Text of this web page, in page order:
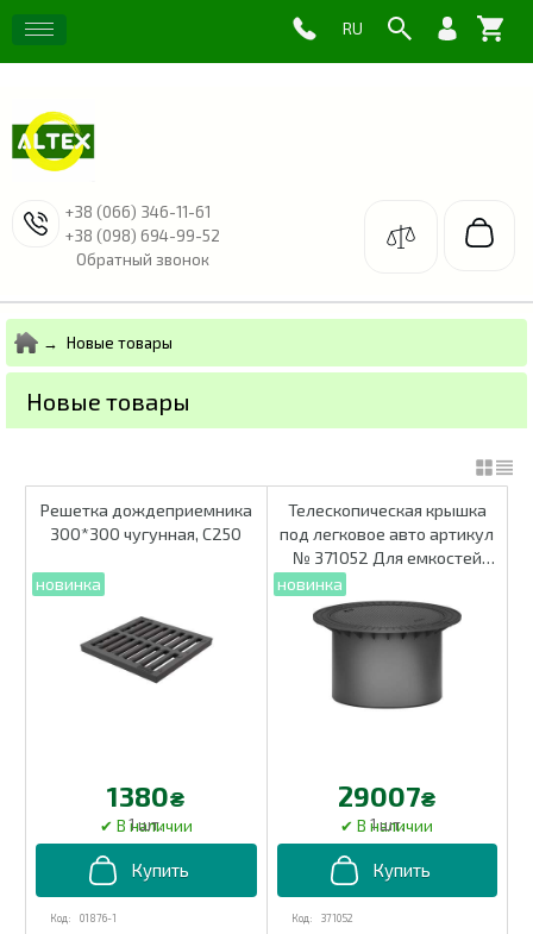
+38 (066) 346-11-61
+38 (098) 694-99-52
Обратный звонок
Новые товары
Новые товары
Решетка дождеприемника
300*300 чугунная, С250
01876-1
1380₴
1 шт.
Телескопическая крышка
под легковое авто артикул
№ 371052 Для емкостей
Carat S и Platin
371052
29007₴
1 шт.